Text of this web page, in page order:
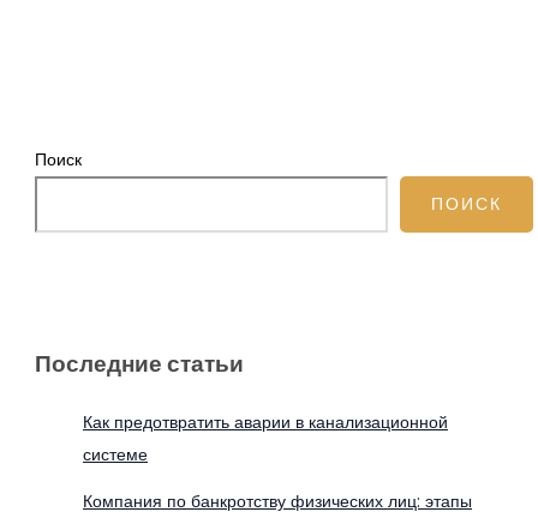
Поиск
ПОИСК
Последние статьи
Как предотвратить аварии в канализационной
системе
Компания по банкротству физических лиц: этапы